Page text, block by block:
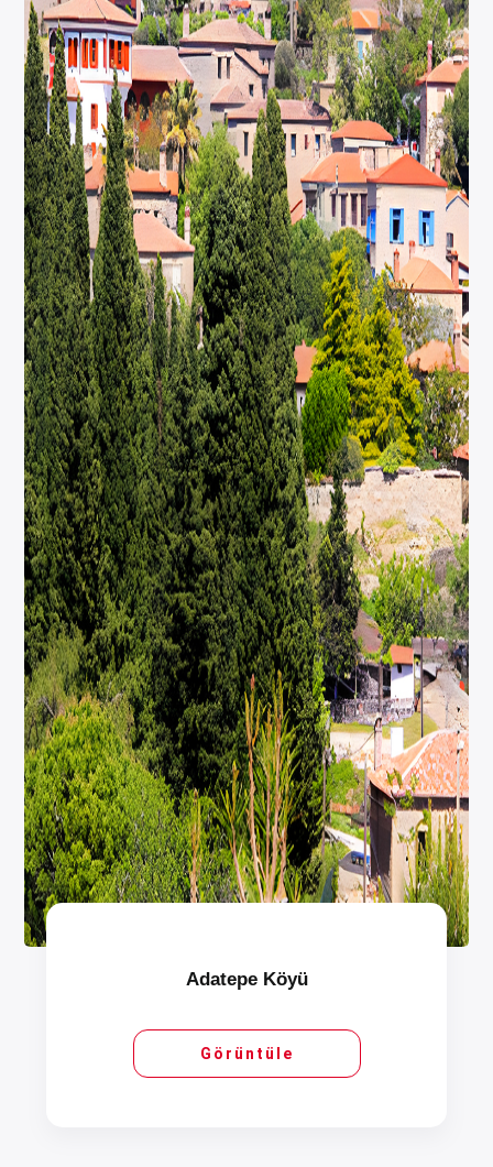
Adatepe Köyü
Görüntüle